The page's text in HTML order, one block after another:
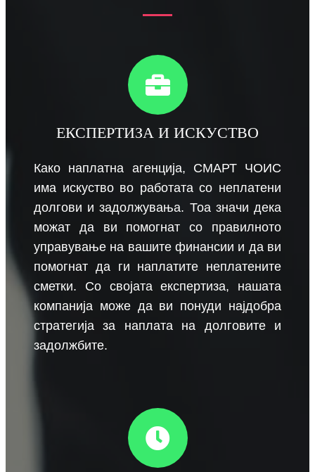
ЕКСПЕРТИЗА И ИСКУСТВО
Како наплатна агенција, СМАРТ ЧОИС
има искуство во работата со неплатени
долгови и задолжувања. Тоа значи дека
можат да ви помогнат со правилното
управување на вашите финансии и да ви
помогнат да ги наплатите неплатените
сметки. Со својата експертиза, нашата
компанија може да ви понуди најдобра
стратегија за наплата на долговите и
задолжбите.